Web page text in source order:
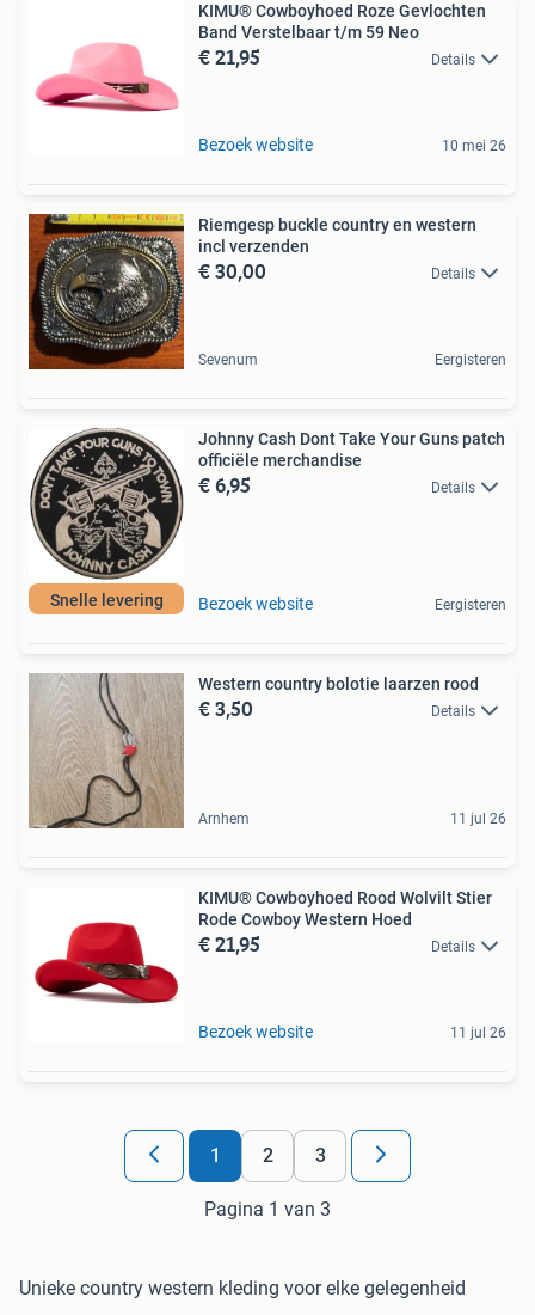
KIMU® Cowboyhoed Roze Gevlochten
Band Verstelbaar t/m 59 Neo
€ 21,95 Details
Bezoek website 10 mei 26
Riemgesp buckle country en western
incl verzenden
€ 30,00 Details
Sevenum Eergisteren
Snelle levering
Johnny Cash Dont Take Your Guns patch
officiële merchandise
€ 6,95 Details
Bezoek website Eergisteren
Western country bolotie laarzen rood
€ 3,50 Details
Arnhem 11 jul 26
KIMU® Cowboyhoed Rood Wolvilt Stier
Rode Cowboy Western Hoed
€ 21,95 Details
Bezoek website 11 jul 26
1 2 3
Pagina 1 van 3
Unieke country western kleding voor elke gelegenheid